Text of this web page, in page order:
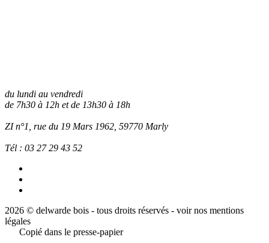
du lundi au vendredi
de 7h30 à 12h et de 13h30 à 18h
ZI n°1, rue du 19 Mars 1962, 59770 Marly
Tél : 03 27 29 43 52
2026 © delwarde bois - tous droits réservés - voir nos mentions
légales
Copié dans le presse-papier